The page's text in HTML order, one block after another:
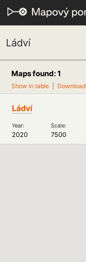
Ládví
Maps found: 1
Show in table Download
Ládví
Year: Scale:
2020 7500